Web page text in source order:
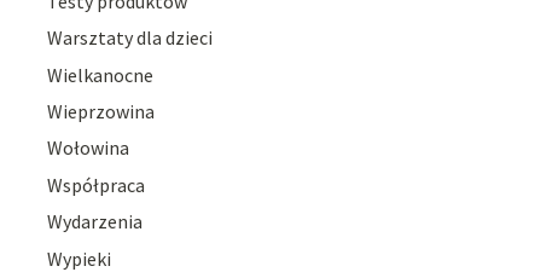
Warsztaty dla dzieci
Wielkanocne
Wieprzowina
Wołowina
Współpraca
Wydarzenia
Wypieki